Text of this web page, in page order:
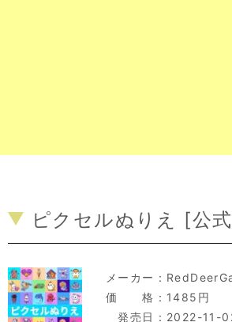
ピクセルぬりえ [公
メーカー：
価 格：1485円
発売日：2022-11-